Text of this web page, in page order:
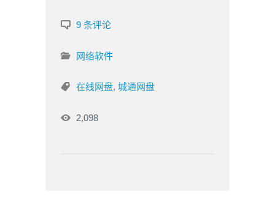
9 条评论
网络软件
在线网盘, 城通网盘
2,098